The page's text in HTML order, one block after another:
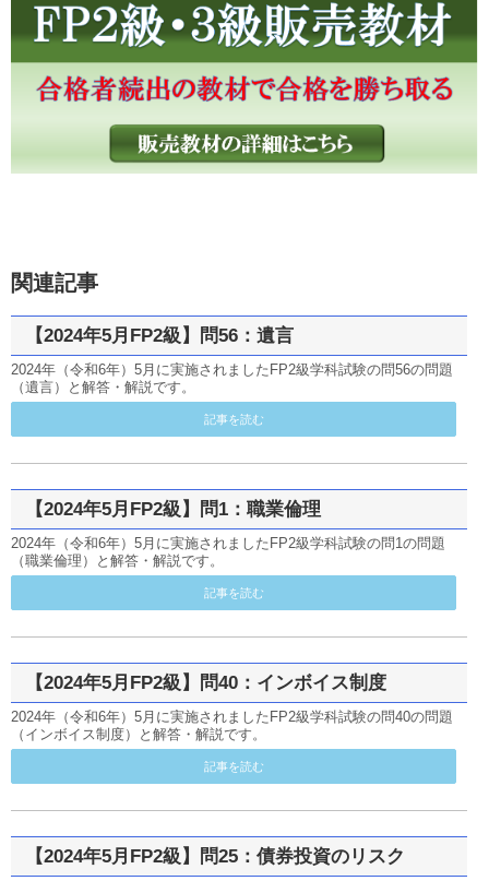
関連記事
【2024年5月FP2級】問56：遺言
2024年（令和6年）5月に実施されましたFP2級学科試験の問56の問題
（遺言）と解答・解説です。
記事を読む
【2024年5月FP2級】問1：職業倫理
2024年（令和6年）5月に実施されましたFP2級学科試験の問1の問題
（職業倫理）と解答・解説です。
記事を読む
【2024年5月FP2級】問40：インボイス制度
2024年（令和6年）5月に実施されましたFP2級学科試験の問40の問題
（インボイス制度）と解答・解説です。
記事を読む
【2024年5月FP2級】問25：債券投資のリスク